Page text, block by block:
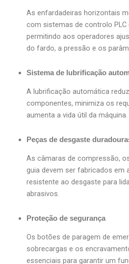
As enfardadeiras horizontais
com sistemas de controlo
permitindo aos operadores
do fardo, a pressão e os
Sistema de lubrificação
A lubrificação automática
componentes, minimiza os
aumenta a vida útil da máquina.
Peças de desgaste
As câmaras de compressão,
guia devem ser fabricados em
resistente ao desgaste para
abrasivos.
Proteção de segurança
Os botões de paragem de
sobrecargas e os
essenciais para garantir um